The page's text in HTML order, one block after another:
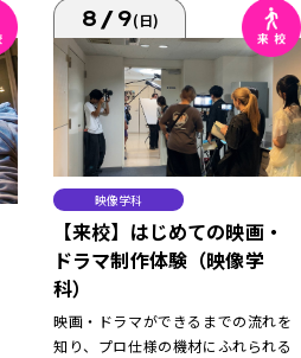
8/9(日)
映像学科
【来校】はじめての映画・
ドラマ制作体験（映像学
科）
映画・ドラマができるまでの流れを
知り、プロ仕様の機材にふれられる